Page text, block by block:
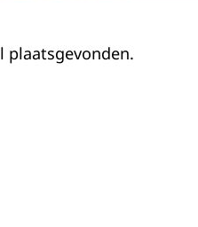
plaatsgevonden.